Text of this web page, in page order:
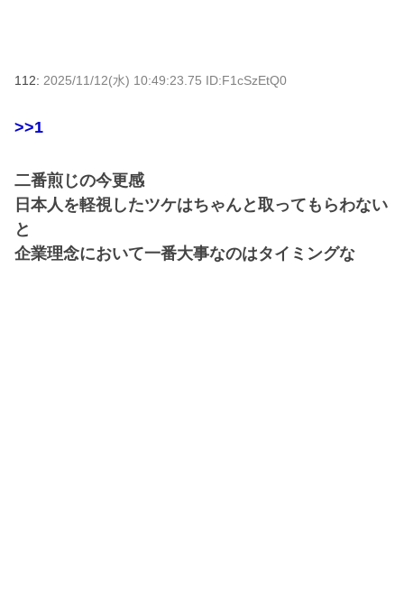
112: 2025/11/12(水) 10:49:23.75 ID:F1cSzEtQ0
>>1
二番煎じの今更感
日本人を軽視したツケはちゃんと取ってもらわない
と
企業理念において一番大事なのはタイミングな